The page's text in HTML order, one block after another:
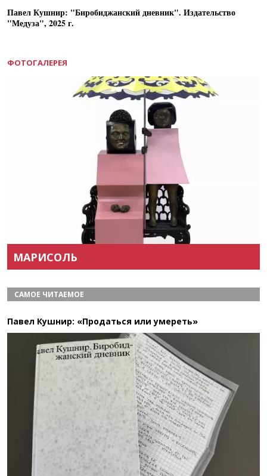
Павел Кушнир: "Биробиджанский дневник". Издательство
"Медуза", 2025 г.
ФОТОГАЛЕРЕЯ
МАРИСОЛЬ
САМОЕ ЧИТАЕМОЕ
Павел Кушнир: «Продаться или умереть»